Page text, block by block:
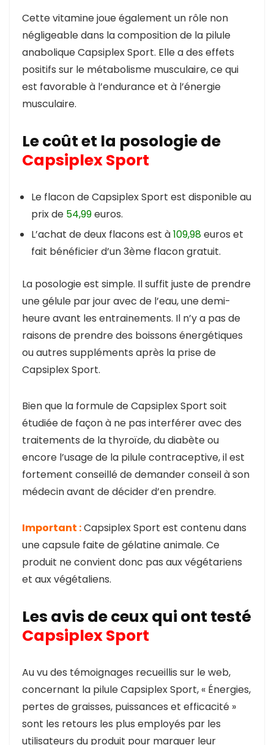
Cette vitamine joue également un rôle non
négligeable dans la composition de la pilule
anabolique Capsiplex Sport. Elle a des effets
positifs sur le métabolisme musculaire, ce qui
est favorable à l’endurance et à l’énergie
musculaire.
Le coût et la posologie de
Capsiplex Sport
Le flacon de Capsiplex Sport est disponible au
prix de 54,99euros.
L’achat de deux flacons est à109,98euros et
fait bénéficier d’un 3ème flacon gratuit.
La posologie est simple. Il suffit juste de prendre
une gélule par jour avec de l’eau, une demi-
heure avant les entrainements. Il n’y a pas de
raisons de prendre des boissons énergétiques
ou autres suppléments après la prise de
Capsiplex Sport.
Bien que la formule de Capsiplex Sport soit
étudiée de façon à ne pas interférer avec des
traitements de la thyroïde, du diabète ou
encore l’usage de la pilule contraceptive, il est
fortement conseillé de demander conseil à son
médecin avant de décider d’en prendre.
Important :Capsiplex Sport est contenu dans
une capsule faite de gélatine animale. Ce
produit ne convient donc pas aux végétariens
et aux végétaliens.
Les avis de ceux qui ont testé
Capsiplex Sport
Au vu des témoignages recueillis sur le web,
concernant la pilule Capsiplex Sport, « Énergies,
pertes de graisses, puissances et efficacité »
sont les retours les plus employés par les
utilisateurs du produit pour marquer leur